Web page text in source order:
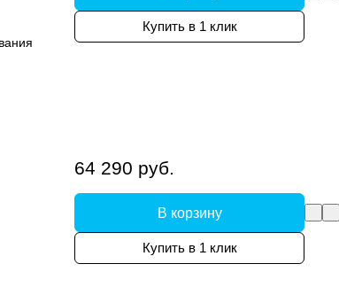
Купить в 1 клик
64 290 руб.
В корзину
Купить в 1 клик